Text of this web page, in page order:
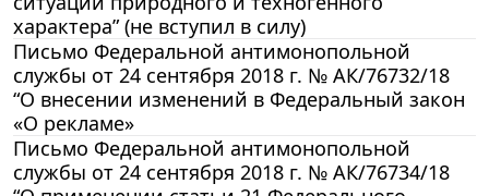
характера” (не вступил в силу)
Письмо Федеральной антимонопольной
службы от 24 сентября 2018 г. № АК/76732/18
“О внесении изменений в Федеральный закон
«О рекламе»
Письмо Федеральной антимонопольной
службы от 24 сентября 2018 г. № АК/76734/18